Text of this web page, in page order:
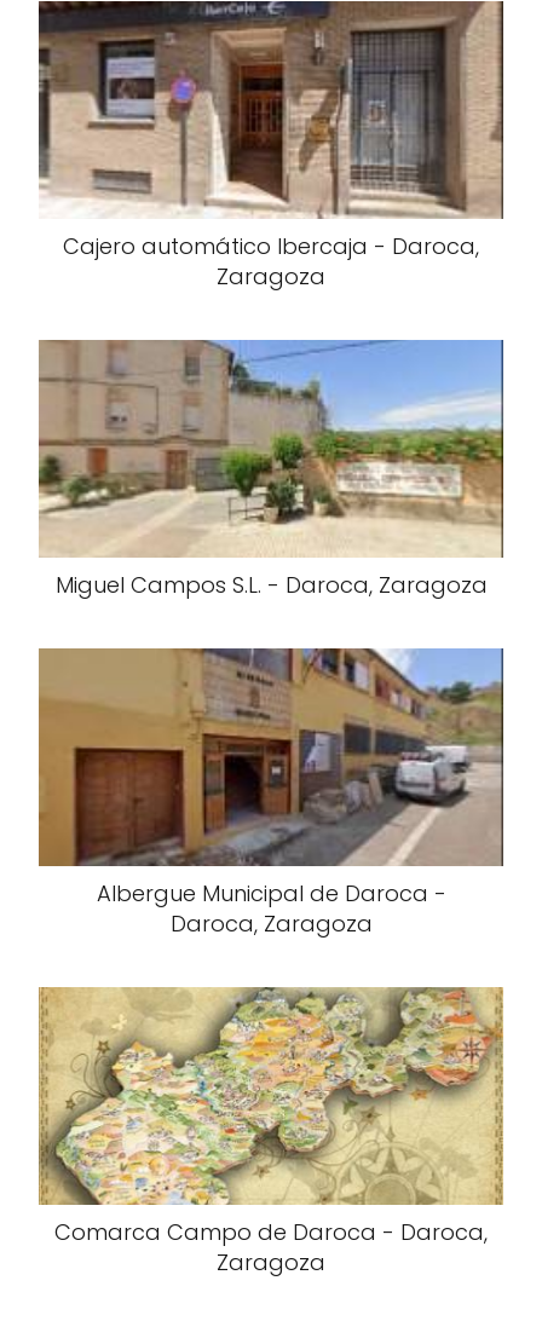
Cajero automático Ibercaja - Daroca,
Zaragoza
Miguel Campos S.L. - Daroca, Zaragoza
Albergue Municipal de Daroca -
Daroca, Zaragoza
Comarca Campo de Daroca - Daroca,
Zaragoza